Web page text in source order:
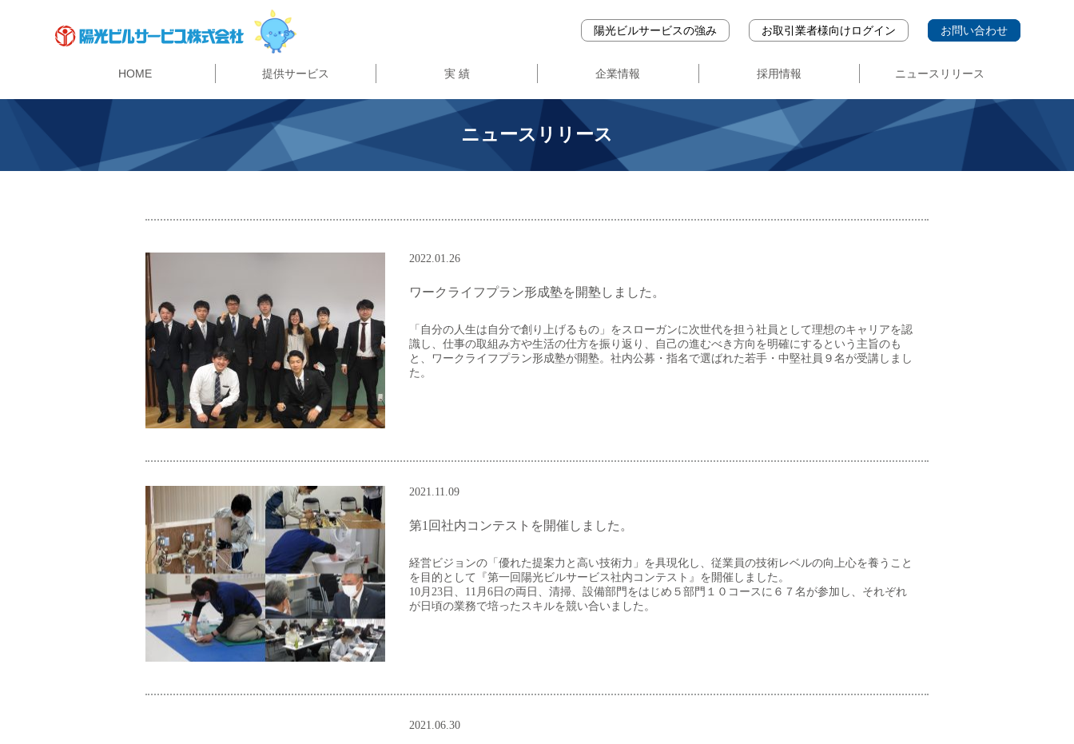
陽光ビルサービスの強み お取引業者様向けログイン お問い合わせ
HOME 提供サービス
陽光ビルサービスの強み
ビルマネジメント事業
マンション管理事業
警備・セキュリティ事業
指定管理者
リニューアル事業
実 績 企業情報
企業理念
会社概要
事業登録・ガバナンス
採用情報
新卒採用
募集要項
中途・パート採用
ニュースリリース
ニュースリリース
2022.01.26
ワークライフプラン形成塾を開塾しました。
「自分の人生は自分で創り上げるもの」をスローガンに次世代を担う社員として理想のキャリアを認
識し、仕事の取組み方や生活の仕方を振り返り、自己の進むべき方向を明確にするという主旨のも
と、ワークライフプラン形成塾が開塾。社内公募・指名で選ばれた若手・中堅社員９名が受講しまし
た。
2021.11.09
第1回社内コンテストを開催しました。
経営ビジョンの「優れた提案力と高い技術力」を具現化し、従業員の技術レベルの向上心を養うこと
を目的として『第一回陽光ビルサービス社内コンテスト』を開催しました。
10月23日、11月6日の両日、清掃、設備部門をはじめ５部門１０コースに６７名が参加し、それぞれ
が日頃の業務で培ったスキルを競い合いました。
2021.06.30